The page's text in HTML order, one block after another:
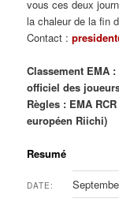
vous ces deux
la chaleur de la fin
Contact :
Classement EMA
officiel des
Règles : EMA
européen Riichi)
Resumé
DATE: